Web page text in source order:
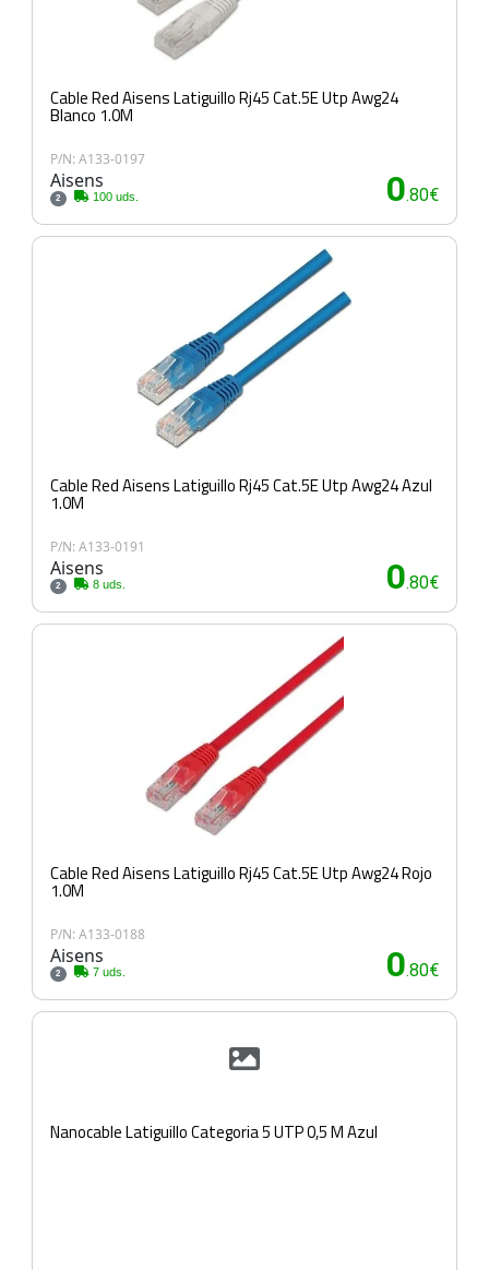
Cable Red Aisens Latiguillo Rj45 Cat.5E Utp Awg24
Blanco 1.0M
P/N: A133-0197
Aisens
2 100 uds. 0.80€
Cable Red Aisens Latiguillo Rj45 Cat.5E Utp Awg24 Azul
1.0M
P/N: A133-0191
Aisens
2 8 uds. 0.80€
Cable Red Aisens Latiguillo Rj45 Cat.5E Utp Awg24 Rojo
1.0M
P/N: A133-0188
Aisens
2 7 uds. 0.80€
Nanocable Latiguillo Categoria 5 UTP 0,5 M Azul